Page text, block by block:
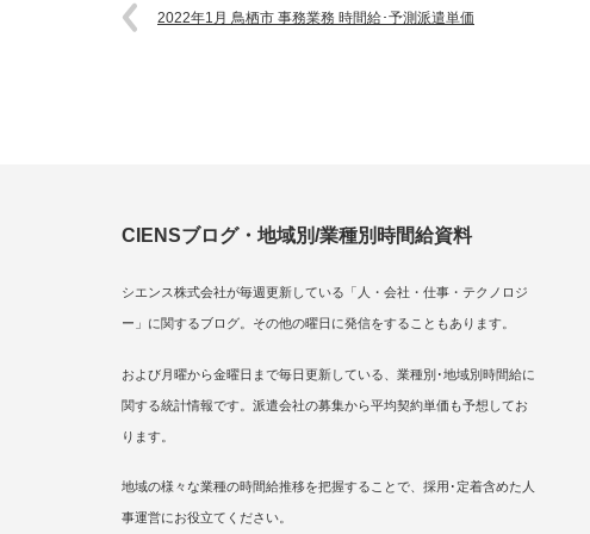
2022年1月 鳥栖市 事務業務 時間給･予測派遣単価
CIENSブログ・地域別/業種別時間給資料
シエンス株式会社が毎週更新している「人・会社・仕事・テクノロジ
ー」に関するブログ。その他の曜日に発信をすることもあります。
および月曜から金曜日まで毎日更新している、業種別･地域別時間給に
関する統計情報です。派遣会社の募集から平均契約単価も予想してお
ります。
地域の様々な業種の時間給推移を把握することで、採用･定着含めた人
事運営にお役立てください。